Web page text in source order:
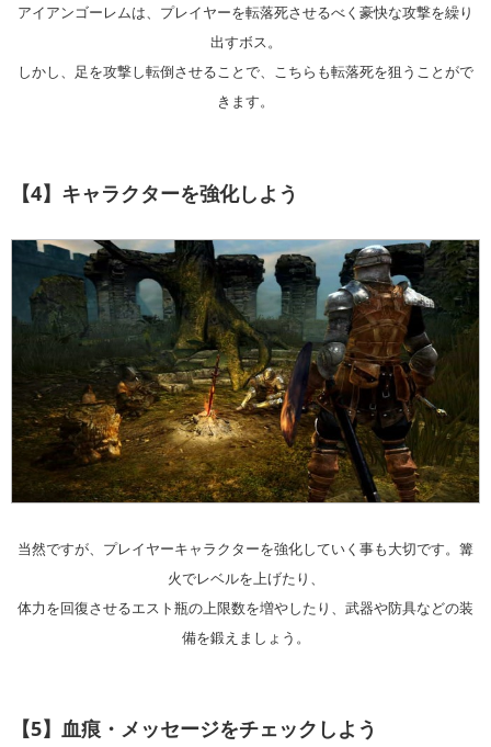
アイアンゴーレムは、プレイヤーを転落死させるべく豪快な攻撃を繰り
出すボス。
しかし、足を攻撃し転倒させることで、こちらも転落死を狙うことがで
きます。
【4】キャラクターを強化しよう
当然ですが、プレイヤーキャラクターを強化していく事も大切です。篝
火でレベルを上げたり、
体力を回復させるエスト瓶の上限数を増やしたり、武器や防具などの装
備を鍛えましょう。
【5】血痕・メッセージをチェックしよう